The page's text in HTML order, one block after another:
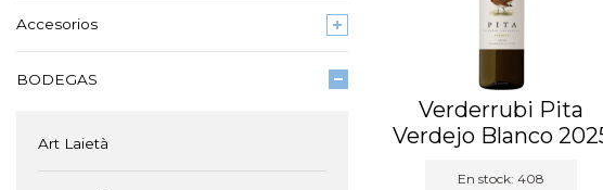
Accesorios
BODEGAS
Art Laietà
Verderrubi Pita
Verdejo Blanco
En stock: 408